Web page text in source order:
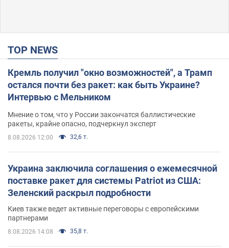
TOP NEWS
Кремль получил "окно возможностей", а Трамп
остался почти без ракет: как быть Украине?
Интервью с Мельником
Мнение о том, что у России закончатся баллистические
ракеты, крайне опасно, подчеркнул эксперт
8.08.2026 12:00 32,6 т.
Украина заключила соглашения о ежемесячной
поставке ракет для системы Patriot из США:
Зеленский раскрыл подробности
Киев также ведет активные переговоры с европейскими
партнерами
8.08.2026 14:08 35,8 т.